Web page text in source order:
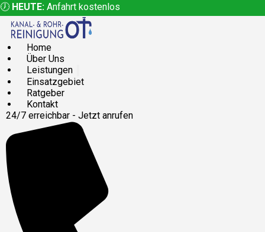
🕖 HEUTE: Anfahrt kostenlos
Home
Über Uns
Leistungen
Einsatzgebiet
Ratgeber
Kontakt
24/7 erreichbar - Jetzt anrufen